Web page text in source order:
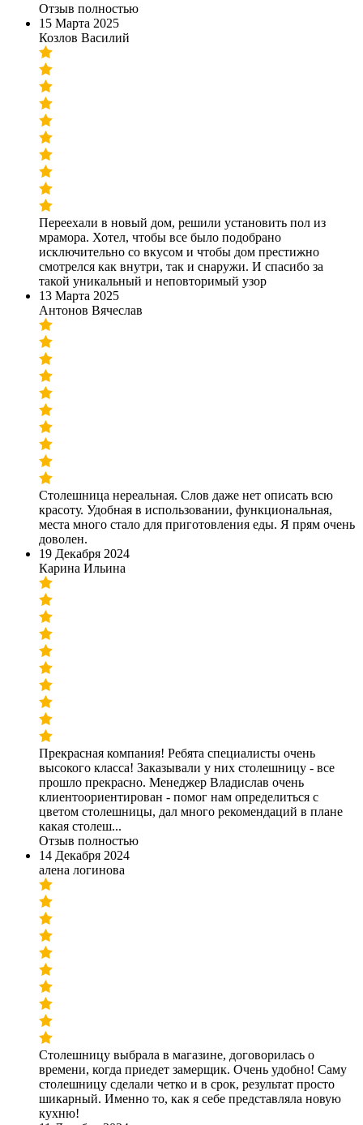
Отзыв полностью
15 Марта 2025
Козлов Василий
Переехали в новый дом, решили установить пол из
мрамора. Хотел, чтобы все было подобрано
исключительно со вкусом и чтобы дом престижно
смотрелся как внутри, так и снаружи. И спасибо за
такой уникальный и неповторимый узор
13 Марта 2025
Антонов Вячеслав
Столешница нереальная. Слов даже нет описать всю
красоту. Удобная в использовании, функциональная,
места много стало для приготовления еды. Я прям очень
доволен.
19 Декабря 2024
Карина Ильина
Прекрасная компания! Ребята специалисты очень
высокого класса! Заказывали у них столешницу - все
прошло прекрасно. Менеджер Владислав очень
клиентоориентирован - помог нам определиться с
цветом столешницы, дал много рекомендаций в плане
какая столеш...
Отзыв полностью
14 Декабря 2024
алена логинова
Столешницу выбрала в магазине, договорилась о
времени, когда приедет замерщик. Очень удобно! Саму
столешницу сделали четко и в срок, результат просто
шикарный. Именно то, как я себе представляла новую
кухню!